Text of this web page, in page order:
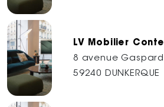
LV Mobilier
8 avenue
59240 DUNKERQUE